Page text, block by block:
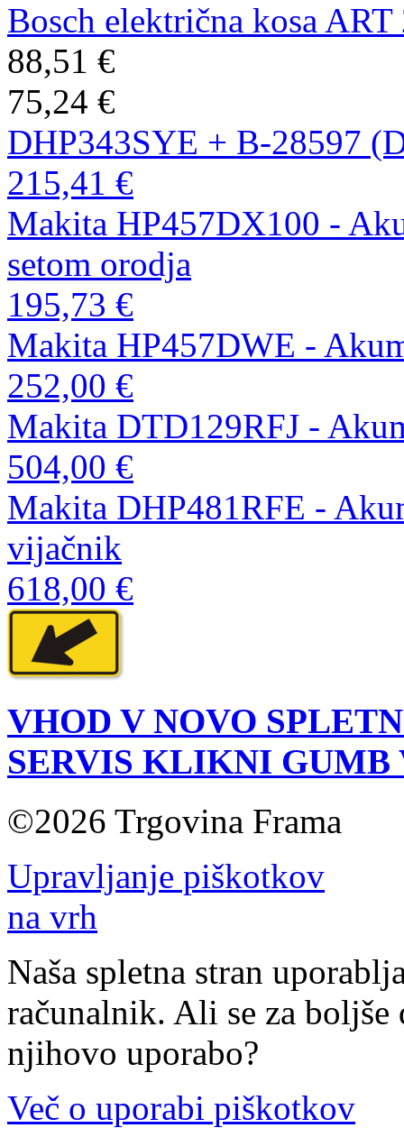
Bosch električna kosa ART
88,51 €
75,24 €
DHP343SYE + B-28597
215,41 €
Makita HP457DX100 -
setom orodja
195,73 €
Makita HP457DWE -
252,00 €
Makita DTD129RFJ -
504,00 €
Makita DHP481RFE -
vijačnik
618,00 €
VHOD V NOVO
SERVIS KLIKNI GUMB
©2026 Trgovina Frama
Upravljanje piškotkov
na vrh
Naša spletna stran
računalnik. Ali se za
njihovo uporabo?
Več o uporabi piškotkov